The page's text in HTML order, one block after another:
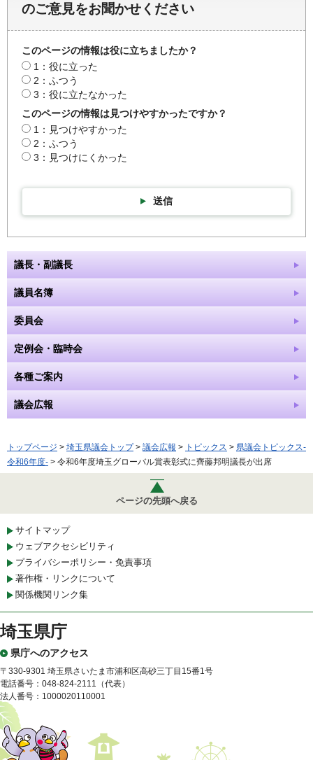
のご意見をお聞かせください
このページの情報は役に立ちましたか？
1：役に立った
2：ふつう
3：役に立たなかった
このページの情報は見つけやすかったですか？
1：見つけやすかった
2：ふつう
3：見つけにくかった
送信
議長・副議長
議員名簿
委員会
定例会・臨時会
各種ご案内
議会広報
トップページ > 埼玉県議会トップ> 議会広報 > トピックス > 県議会トピックス-
令和6年度- > 令和6年度埼玉グローバル賞表彰式に齊藤邦明議長が出席
ページの先頭へ戻る
サイトマップ
ウェブアクセシビリティ
プライバシーポリシー・免責事項
著作権・リンクについて
関係機関リンク集
埼玉県庁
県庁へのアクセス
〒330-9301 埼玉県さいたま市浦和区高砂三丁目15番1号
電話番号：048-824-2111（代表）
法人番号：1000020110001